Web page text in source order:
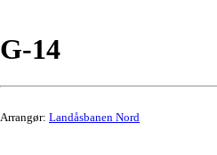
G-14
Arrangør: Landåsbanen Nord